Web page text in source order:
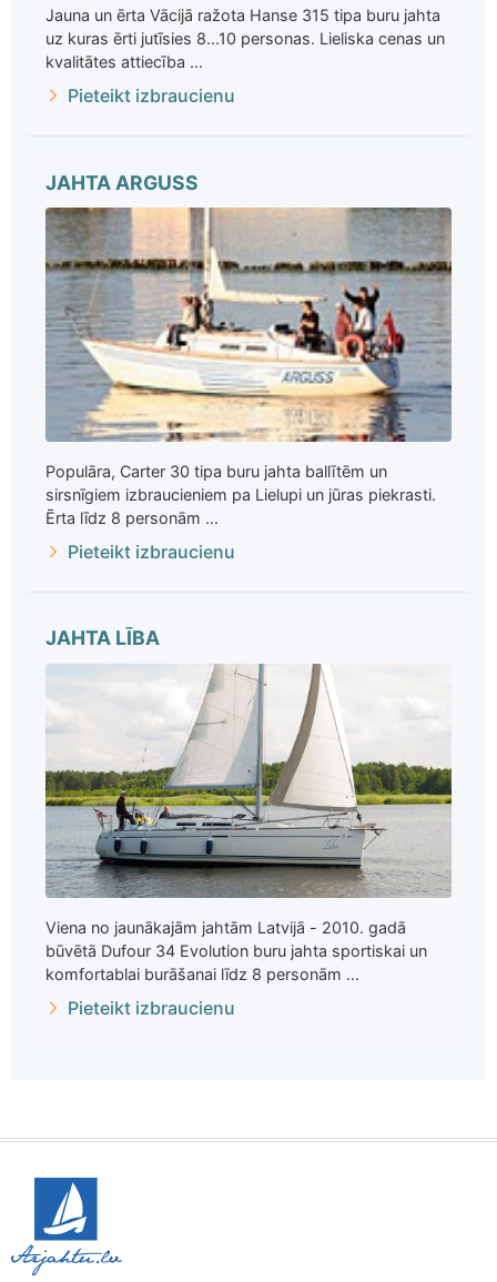
Jauna un ērta Vācijā ražota Hanse 315 tipa buru jahta
uz kuras ērti jutīsies 8...10 personas. Lieliska cenas un
kvalitātes attiecība ...
Pieteikt izbraucienu
JAHTA ARGUSS
Populāra, Carter 30 tipa buru jahta ballītēm un
sirsnīgiem izbraucieniem pa Lielupi un jūras piekrasti.
Ērta līdz 8 personām ...
Pieteikt izbraucienu
JAHTA LĪBA
Viena no jaunākajām jahtām Latvijā - 2010. gadā
būvētā Dufour 34 Evolution buru jahta sportiskai un
komfortablai burāšanai līdz 8 personām ...
Pieteikt izbraucienu